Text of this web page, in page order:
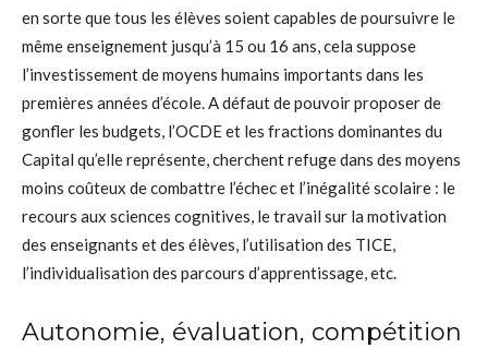
en sorte que tous les élèves soient capables de poursuivre le
même enseignement jusqu’à 15 ou 16 ans, cela suppose
l’investissement de moyens humains importants dans les
premières années d’école. A défaut de pouvoir proposer de
gonfler les budgets, l’OCDE et les fractions dominantes du
Capital qu’elle représente, cherchent refuge dans des moyens
moins coûteux de combattre l’échec et l’inégalité scolaire : le
recours aux sciences cognitives, le travail sur la motivation
des enseignants et des élèves, l’utilisation des TICE,
l’individualisation des parcours d’apprentissage, etc.
Autonomie, évaluation, compétition